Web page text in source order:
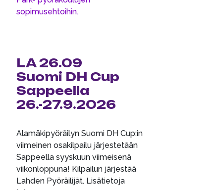
sopimusehtoihin.
LA 26.09
Suomi DH Cup
Sappeella
26.-27.9.2026
Alamäkipyöräilyn Suomi DH Cup:in
viimeinen osakilpailu järjestetään
Sappeella syyskuun viimeisenä
viikonloppuna! Kilpailun järjestää
Lahden Pyöräilijät. Lisätietoja